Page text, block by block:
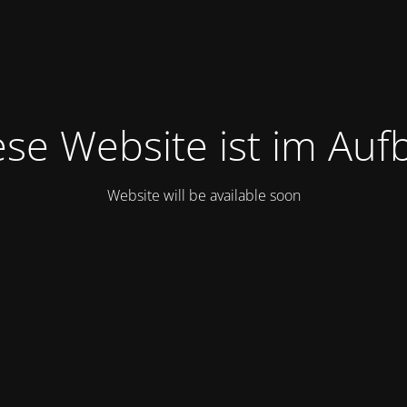
Website ist im
Website will be available soon